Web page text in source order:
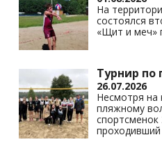
На
состоялся
«Щит и меч»
Турнир по
26.07.2026
Несмотря на
пляжному
проходивший